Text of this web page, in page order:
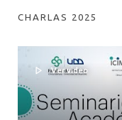
CHARLAS 2025
Ver video